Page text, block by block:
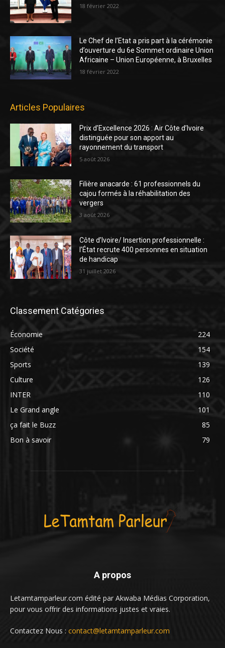
18 février 2022
Le Chef de l’Etat a pris part à la cérémonie
d’ouverture du 6e Sommet ordinaire Union
Africaine – Union Européenne, à Bruxelles
18 février 2022
Articles Populaires
Prix d’Excellence 2026 : Air Côte d’Ivoire
distinguée pour son apport au
rayonnement du transport
5 août 2026
Filière anacarde : 61 professionnels du
cajou formés à la réhabilitation des
vergers
3 août 2026
Côte d’Ivoire/ Insertion professionnelle :
l’État recrute 400 personnes en situation
de handicap
31 juillet 2026
Classement Catégories
Économie
224
Société
154
Sports
139
Culture
126
INTER
110
Le Grand angle
101
ça fait le Buzz
85
Bon à savoir
79
A propos
Letamtamparleur.com édité par Akwaba Médias Corporation,
pour vous offrir des informations justes et vraies.
Contactez Nous : contact@letamtamparleur.com